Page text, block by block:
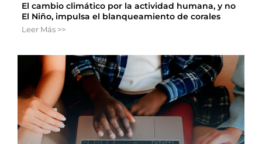
El cambio climático por la actividad humana, y no
El Niño, impulsa el blanqueamiento de corales
Leer Más >>